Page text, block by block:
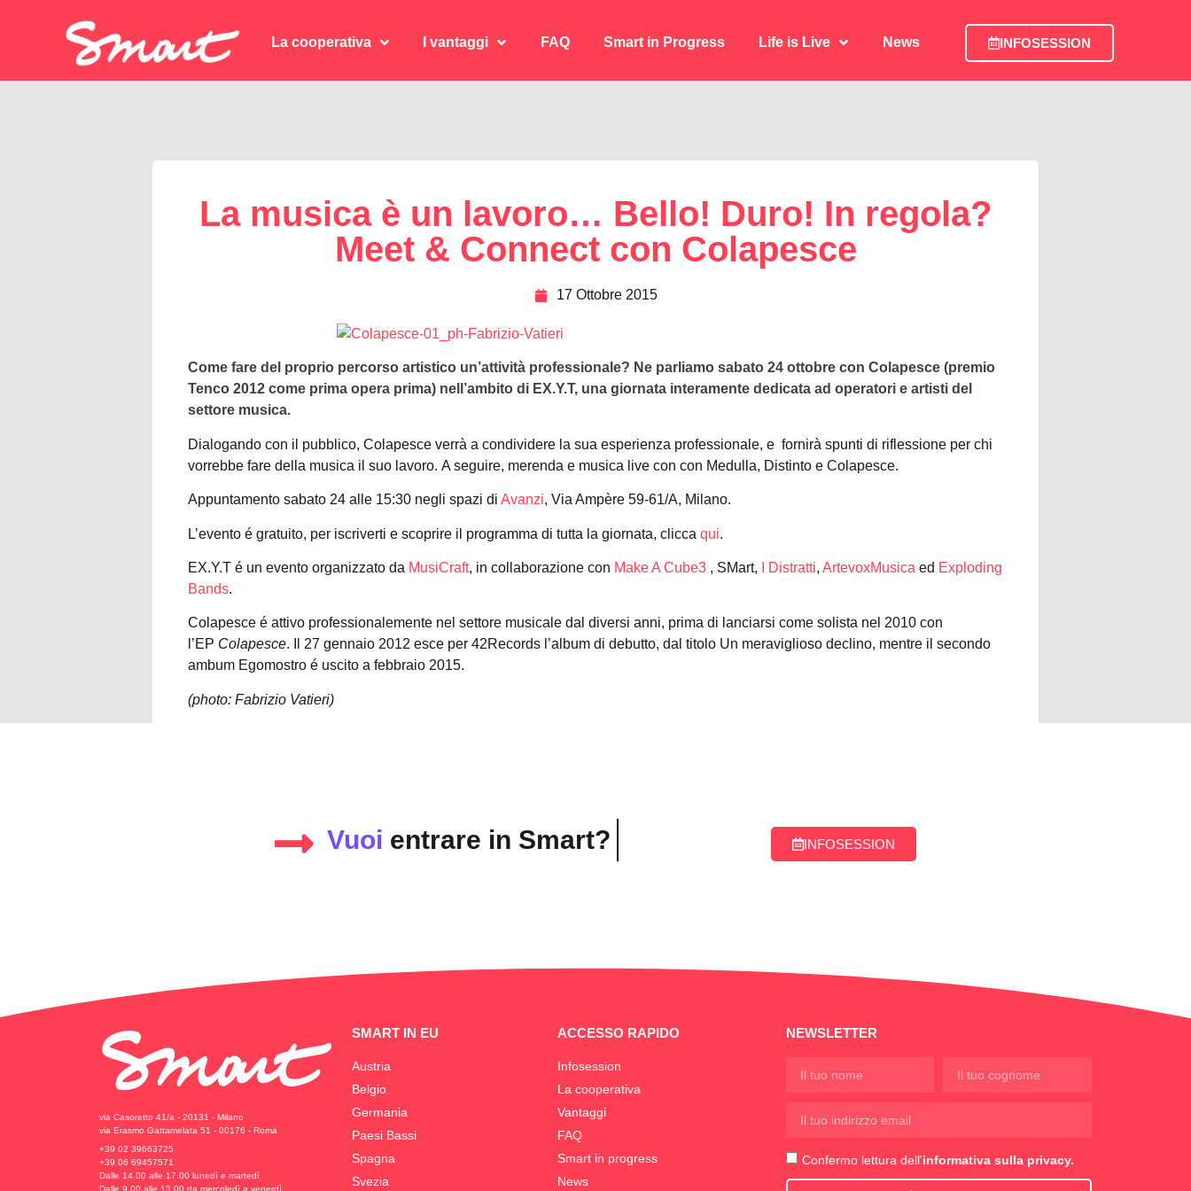
La cooperativa I vantaggi FAQ Smart in Progress Life is Live News
INFOSESSION
La musica è un lavoro… Bello! Duro! In regola?
Meet & Connect con Colapesce
17 Ottobre 2015
Come fare del proprio percorso artistico un’attività professionale? Ne parliamo sabato 24 ottobre con Colapesce (premio
Tenco 2012 come prima opera prima) nell’ambito di EX.Y.T, una giornata interamente dedicata ad operatori e artisti del
settore musica.
Dialogando con il pubblico, Colapesce verrà a condividere la sua esperienza professionale, e fornirà spunti di riflessione per chi
vorrebbe fare della musica il suo lavoro. A seguire, merenda e musica live con con Medulla, Distinto e Colapesce.
Appuntamento sabato 24 alle 15:30 negli spazi di Avanzi, Via Ampère 59-61/A, Milano.
L’evento é gratuito, per iscriverti e scoprire il programma di tutta la giornata, clicca qui.
EX.Y.T é un evento organizzato da MusiCraft, in collaborazione con Make A Cube3 , SMart, I Distratti, ArtevoxMusica ed Exploding
Bands.
Colapesce é attivo professionalemente nel settore musicale dal diversi anni, prima di lanciarsi come solista nel 2010 con
l’EP Colapesce. Il 27 gennaio 2012 esce per 42Records l’album di debutto, dal titolo Un meraviglioso declino, mentre il secondo
ambum Egomostro é uscito a febbraio 2015.
(photo: Fabrizio Vatieri)
Vuoi entrare in Smart? INFOSESSION
via Casoretto 41/a - 20131 - Milano
via Erasmo Gattamelata 51 - 00176 - Roma
+39 02 39663725
+39 06 69457571
Dalle 14.00 alle 17.00 lunedì e martedì
Dalle 9.00 alle 13.00 da mercoledì a venerdì
SMART IN EU
Austria
Belgio
Germania
Paesi Bassi
Spagna
Svezia
ACCESSO RAPIDO
Infosession
La cooperativa
Vantaggi
FAQ
Smart in progress
News
NEWSLETTER
Confermo lettura dell'informativa sulla privacy.